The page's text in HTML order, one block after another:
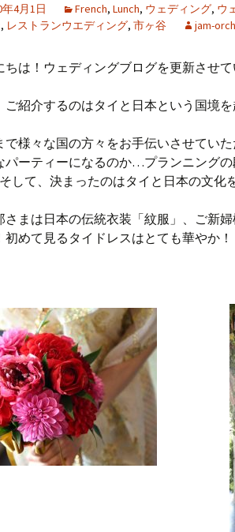
年4月1日 French, Lunch, ウェディング, ウ
, レストランウエディング, 市ヶ谷 jam-
ちは！ウェディングブログを更新させて
ご紹介するのはタイと日本という国境を
で様々な国の方々をお手伝いさせてい
パーティーになるのか…プランニング
して、決まったのはタイと日本の文化
さまは日本の伝統衣装「紋服」、ご新
初めて見るタイドレスはとても華やか！